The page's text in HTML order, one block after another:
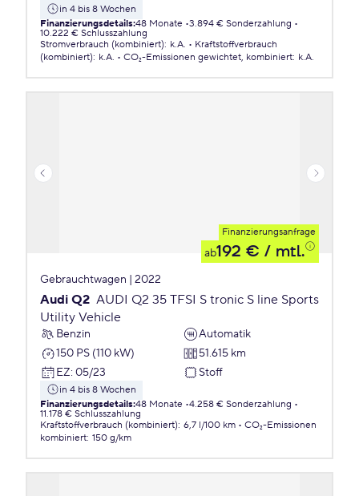
in 4 bis 8 Wochen
Finanzierungsdetails:48 Monate 3.894 € Sonderzahlung
10.222 € Schlusszahlung
Stromverbrauch (kombiniert): k.A.
Kraftstoffverbrauch
(kombiniert): k.A. CO₂-Emissionen gewichtet, kombiniert: k.A.
Finanzierungsanfrage
ab192 € / mtl.
Gebrauchtwagen | 2022
Audi Q2 AUDI Q2 35 TFSI S tronic S line Sports
Utility Vehicle
Benzin
Automatik
150 PS (110 kW)
51.615 km
EZ: 05/23 Stoff
in 4 bis 8 Wochen
Finanzierungsdetails:48 Monate 4.258 € Sonderzahlung
11.178 € Schlusszahlung
Kraftstoffverbrauch (kombiniert): 6,7 l/100 km
CO₂-Emissionen
kombiniert: 150 g/km